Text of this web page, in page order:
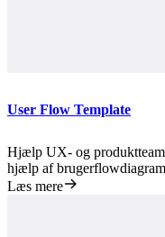
User Flow Template
Hjælp UX- og
hjælp af
Læs mere